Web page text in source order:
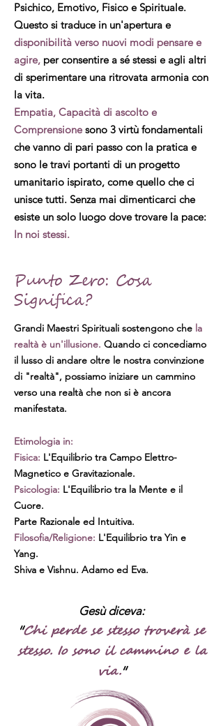
Psichico, Emotivo, Fisico e Spirituale.
Questo si traduce in un'apertura e
disponibilità verso nuovi modi pensare e
agire, per consentire a sé stessi e agli altri
di sperimentare una ritrovata armonia con
la vita.
Empatia, Capacità di ascolto e
Comprensione sono 3 virtù fondamentali
che vanno di pari passo con la pratica e
sono le travi portanti di un progetto
umanitario ispirato, come quello che ci
unisce tutti. Senza mai dimenticarci che
esiste un solo luogo dove trovare la pace:
In noi stessi.
Punto Zero: Cosa
Significa?
Grandi Maestri Spirituali sostengono che la
realtà è un'illusione. Quando ci concediamo
il lusso di andare oltre le nostra convinzione
di "realtà", possiamo iniziare un cammino
verso una realtà che non si è ancora
manifestata.
Etimologia in:
Fisica: L'Equilibrio tra Campo Elettro-
Magnetico e Gravitazionale.
Psicologia: L'Equilibrio tra la Mente e il
Cuore.
Parte Razionale ed Intuitiva.
Filosofia/Religione: L'Equilibrio tra Yin e
Yang.
Shiva e Vishnu. Adamo ed Eva.
Gesù diceva:
"Chi perde se stesso troverà se
stesso. Io sono il cammino e la
via."